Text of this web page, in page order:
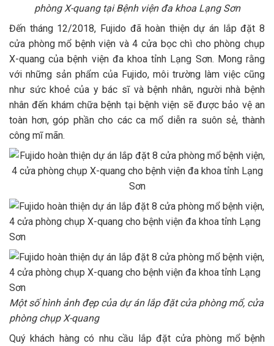
phòng X-quang tại Bệnh viện đa khoa Lạng Sơn
Đến tháng 12/2018, Fujido đã hoàn thiện dự án lắp đặt 8
cửa phòng mổ bệnh viện và 4 cửa bọc chì cho phòng chụp
X-quang của bệnh viện đa khoa tỉnh Lạng Sơn. Mong rằng
với những sản phẩm của Fujido, môi trường làm việc cũng
như sức khoẻ của y bác sĩ và bệnh nhân, người nhà bệnh
nhân đến khám chữa bệnh tại bệnh viện sẽ được bảo vệ an
toàn hơn, góp phần cho các ca mổ diễn ra suôn sẻ, thành
công mĩ mãn.
Mộtsố hình ảnh đẹp của dự án lắp đặt cửa phòng mổ, cửa
phòng chụp X-quang
Quý khách hàng có nhu cầu lắp đặt cửa phòng mổ bệnh